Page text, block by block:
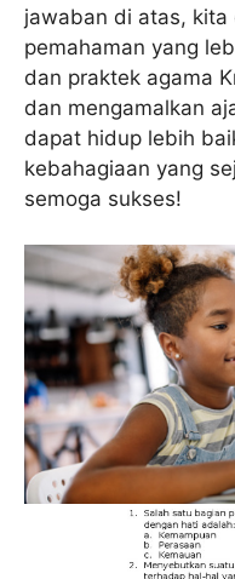
jawaban di atas, kita
pemahaman yang
dan praktek agama
dan mengamalkan
dapat hidup lebih
kebahagiaan yang
semoga sukses!